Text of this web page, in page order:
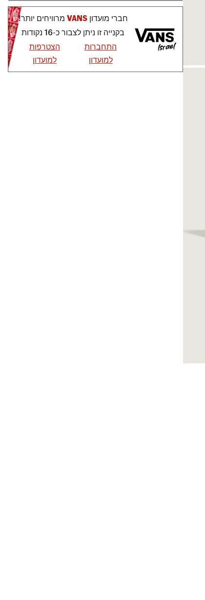
חברי מועדוןVANS מרוויחים יותר!
בקנייה זו ניתן לצבור כ-16 נקודות
התחברות
למועדון
הצטרפות
למועדון